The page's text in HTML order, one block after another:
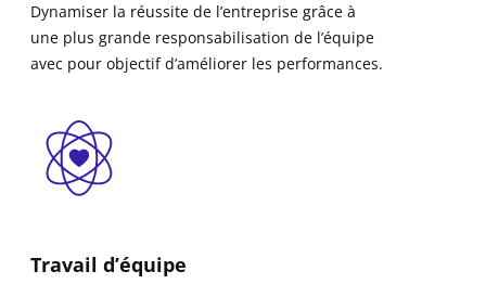
Dynamiser la réussite de l’entreprise grâce à
une plus grande responsabilisation de l’équipe
avec pour objectif d’améliorer les performances.
Travail d’équipe